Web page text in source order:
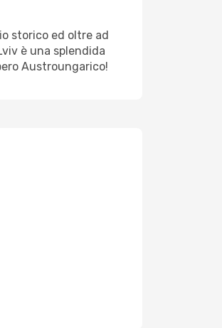
storico ed oltre ad
è una splendida
Austroungarico!